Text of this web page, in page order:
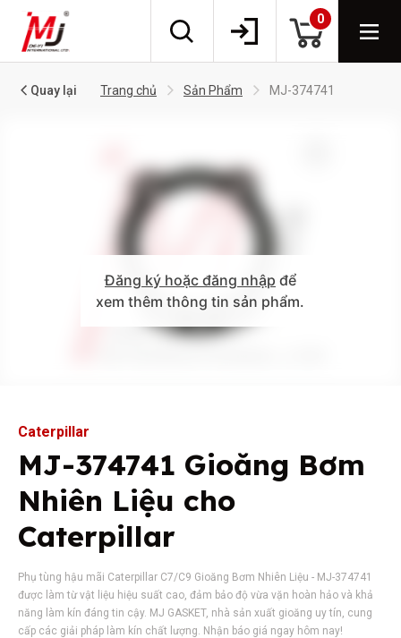
0
Quay lại Trang chủ Sản Phẩm MJ-374741
Đăng ký hoặc đăng nhập để
xem thêm thông tin sản phẩm.
Caterpillar
MJ-374741 Gioăng Bơm
Nhiên Liệu cho
Caterpillar
Phụ tùng hậu mãi Caterpillar C7/C9 Gioăng Bơm Nhiên Liệu - MJ-374741
được làm từ vật liệu hiệu suất cao, đảm bảo độ vừa vặn hoàn hảo và khả
năng làm kín đáng tin cậy. MJ GASKET, nhà sản xuất gioăng uy tín, cung
cấp các giải pháp làm kín chất lượng. Nhận báo giá ngay hôm nay!